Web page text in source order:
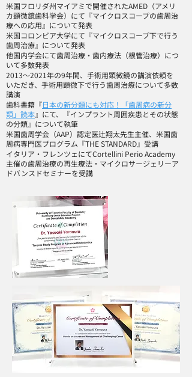
米国フロリダ州マイアミで開催されたAMED（アメリ
カ顕微鏡歯科学会）にて『マイクロスコープの歯周治
療への応用』について発表
米国コロンビア大学にて『マイクロスコープ下で行う
歯周治療』について発表
他国内学会にて歯周治療・歯内療法（根管治療）につ
いて多数発表
2013〜2021年の9年間、手術用顕微鏡の講演依頼を
いただき、手術用顕微下で行う歯周治療について多数
講演
歯科書籍『日本の新分類にも対応！「歯周病の新分
類」読本』にて、『インプラント周囲疾患とその状態
の分類』について執筆
米国歯周学会（AAP）認定医辻翔太先生主催、米国歯
周病専門医プログラム『THE STANDARD』受講
イタリア・フレンツェにてCortellini Perio Academy
主催の歯周治療の再生療法・マイクロサージェリーア
ドバンスドセミナーを受講